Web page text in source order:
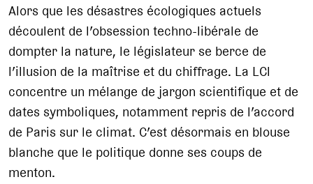
Alors que les désastres écologiques actuels
découlent de l’obsession techno-libérale de
dompter la nature, le législateur se berce de
l’illusion de la maîtrise et du chiffrage. La LCl
concentre un mélange de jargon scientifique et de
dates symboliques, notamment repris de l’accord
de Paris sur le climat. C’est désormais en blouse
blanche que le politique donne ses coups de
menton.